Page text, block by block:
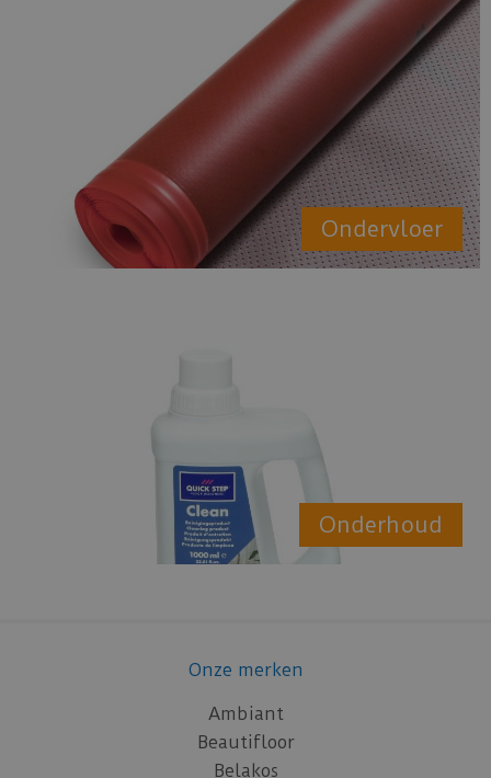
Ondervloer
Onderhoud
Onze merken
Ambiant
Beautifloor
Belakos